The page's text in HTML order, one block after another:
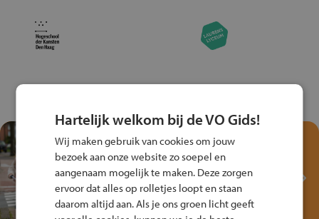
Test je kennis met het
Fiets Veilig
Verkeersspel!
Speel het Fiets Veilig Verkeersspel
en win een Cortina-fiets!
Hartelijk welkom bij de VO Gids!
Wij maken gebruik van cookies om jouw
bezoek aan onze website zo soepel en
aangenaam mogelijk te maken. Deze zorgen
ervoor dat alles op rolletjes loopt en staan
daarom altijd aan. Als je ons groen licht geeft